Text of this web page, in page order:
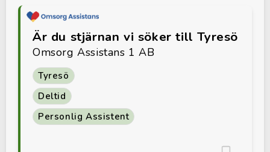
Är du stjärnan vi söker till Tyresö
Omsorg Assistans 1 AB
Tyresö
Deltid
Personlig Assistent